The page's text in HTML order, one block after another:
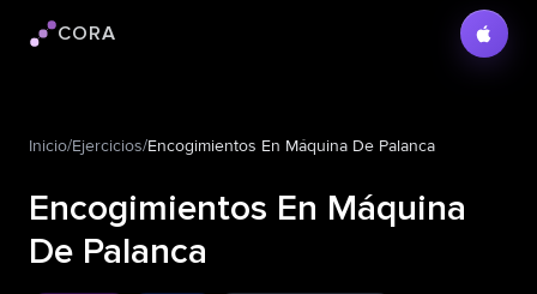
Logo de Cora
CORA
Inicio/Ejercicios/Encogimientos En Máquina De Palanca
Encogimientos En Máquina
De Palanca